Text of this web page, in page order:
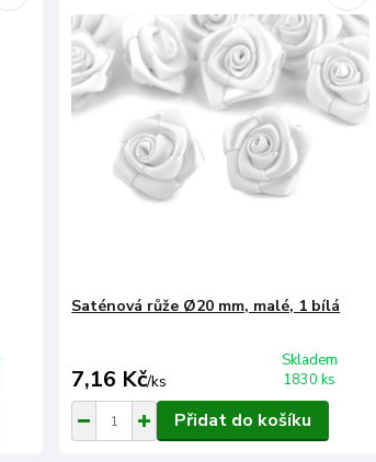
Saténová růže Ø20 mm, malé, 1 bílá
7,16 Kč/ks
Skladem
1830 ks
Přidat do košíku